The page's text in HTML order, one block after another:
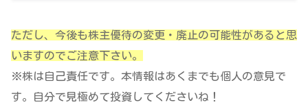
ただし、今後も株主優待の変更・廃止の可能性があると思
いますのでご注意下さい。
※株は自己責任です。本情報はあくまでも個人の意見で
す。自分で見極めて投資してくださいね！